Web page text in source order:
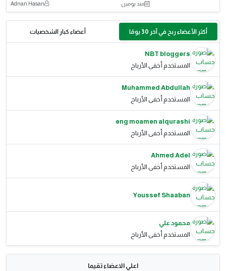
منذ يومين Adnan Hasan
أكثر الأعضاء ربح في آخر 30 يومًا أعضاء كبار الشخصيات
NBT bloggers
المستخدم أخفى الأرباح
Muhammed Abdullah
المستخدم أخفى الأرباح
eng moamen alqurashi
المستخدم أخفى الأرباح
Ahmed Adel
المستخدم أخفى الأرباح
Youssef Shaaban
محمود علي
المستخدم أخفى الأرباح
اعلي الاعضاء تقيما